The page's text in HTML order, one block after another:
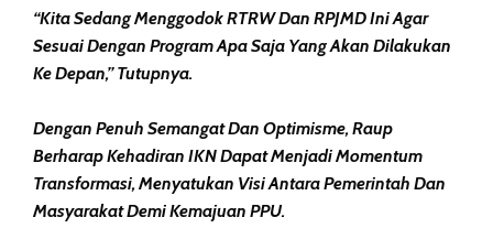
“Kita Sedang Menggodok RTRW Dan RPJMD Ini Agar
Sesuai Dengan Program Apa Saja Yang Akan Dilakukan
Ke Depan,” Tutupnya.
Dengan Penuh Semangat Dan Optimisme, Raup
Berharap Kehadiran IKN Dapat Menjadi Momentum
Transformasi, Menyatukan Visi Antara Pemerintah Dan
Masyarakat Demi Kemajuan PPU.